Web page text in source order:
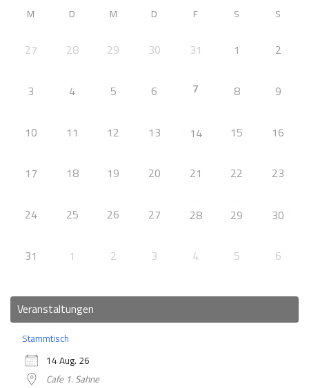
M D M D F S S
27 28 29 30 31 1 2
3 4 5 6 7 8 9
10 11 12 13 14 15 16
17 18 19 20 21 22 23
24 25 26 27 28 29 30
31 1 2 3 4 5 6
Veranstaltungen
Stammtisch
14 Aug. 26
Cafe 1. Sahne